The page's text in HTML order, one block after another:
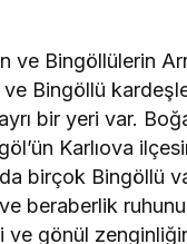
ve Bingöllülerin
ve Bingöllü
bir yeri var.
Karlıova
birçok Bingöllü
beraberlik
ve gönül